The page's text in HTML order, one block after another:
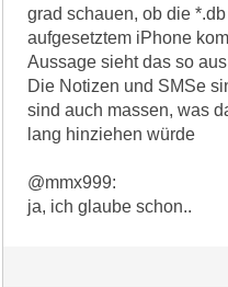
grad schauen, ob die
aufgesetztem iPhone
Aussage sieht das so
Die Notizen und SMSe
sind auch massen, was
lang hinziehen würde
@mmx999:
ja, ich glaube schon..